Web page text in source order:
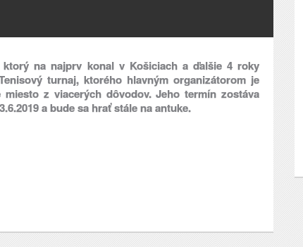
ktorý na najprv konal v Košiciach a ďalšie 4 roky
turnaj, ktorého hlavným organizátorom je
z viacerých dôvodov. Jeho termín zostáva
a bude sa hrať stále na antuke.